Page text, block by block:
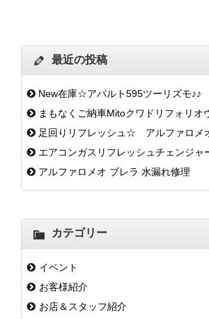
最近の投稿
New在庫☆アバルト595ツーリズモ♪♪
まもなくご納車Mitoクワドリフォリ
足回りリフレッシュ☆ アルファロメ
エアコンガスリフレッシュチェンジャ
アルファロメオ ブレラ 水漏れ修理
カテゴリー
イベント
お客様紹介
お店＆スタッフ紹介